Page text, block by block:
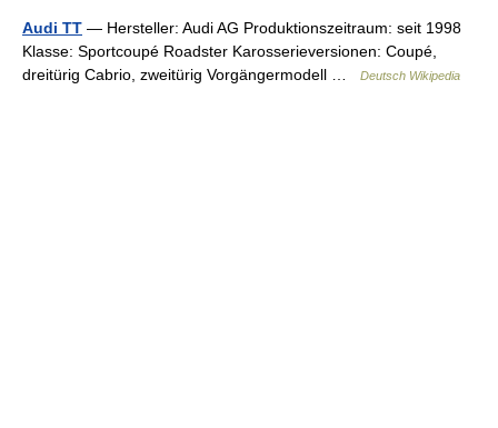
Audi TT — Hersteller: Audi AG Produktionszeitraum: seit 1998
Klasse: Sportcoupé Roadster Karosserieversionen: Coupé,
dreitürig Cabrio, zweitürig Vorgängermodell …
Deutsch Wikipedia